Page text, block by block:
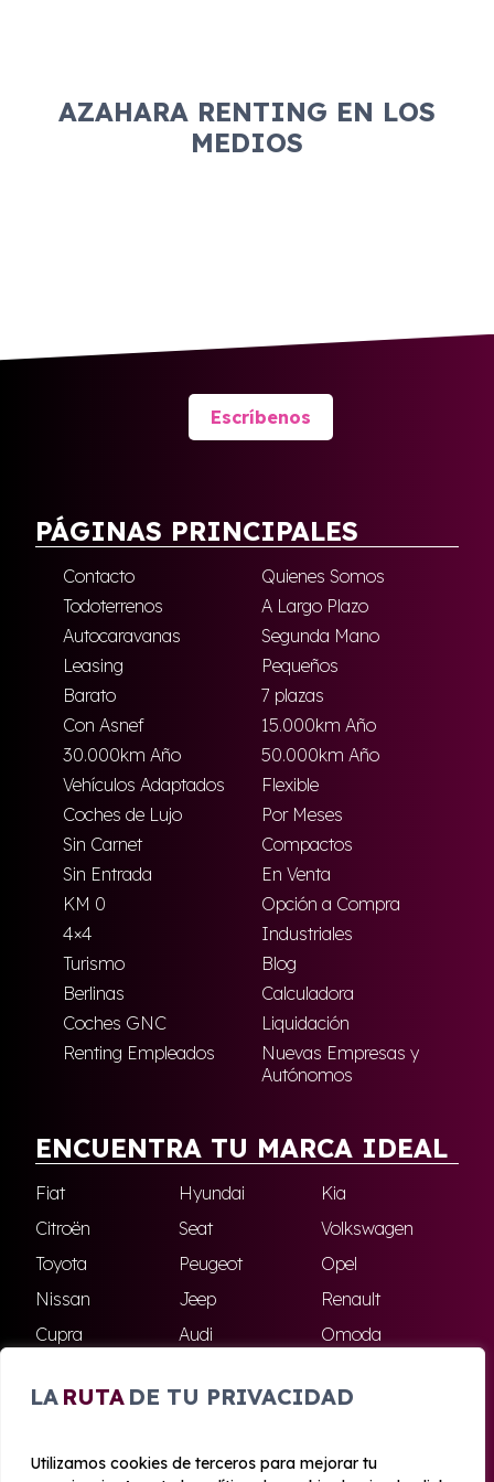
LA RUTA DE TU PRIVACIDAD
Utilizamos cookies de terceros para mejorar tu
AZAHARA RENTING EN LOS
MEDIOS
Escríbenos
PÁGINAS PRINCIPALES
Contacto
Quienes Somos
Todoterrenos
A Largo Plazo
Autocaravanas
Segunda Mano
Leasing
Pequeños
Barato
7 plazas
Con Asnef
15.000km Año
30.000km Año
50.000km Año
Vehículos Adaptados
Flexible
Coches de Lujo
Por Meses
Sin Carnet
Compactos
Sin Entrada
En Venta
KM 0
Opción a Compra
4×4
Industriales
Turismo
Blog
Berlinas
Calculadora
Coches GNC
Liquidación
Renting Empleados
Nuevas Empresas y
Autónomos
ENCUENTRA TU MARCA IDEAL
Fiat Hyundai
Kia
Citroën
Seat
Volkswagen
Toyota
Peugeot
Opel
Nissan
Jeep
Renault
Cupra
Audi
Omoda
Skoda
Ford Todas las marcas